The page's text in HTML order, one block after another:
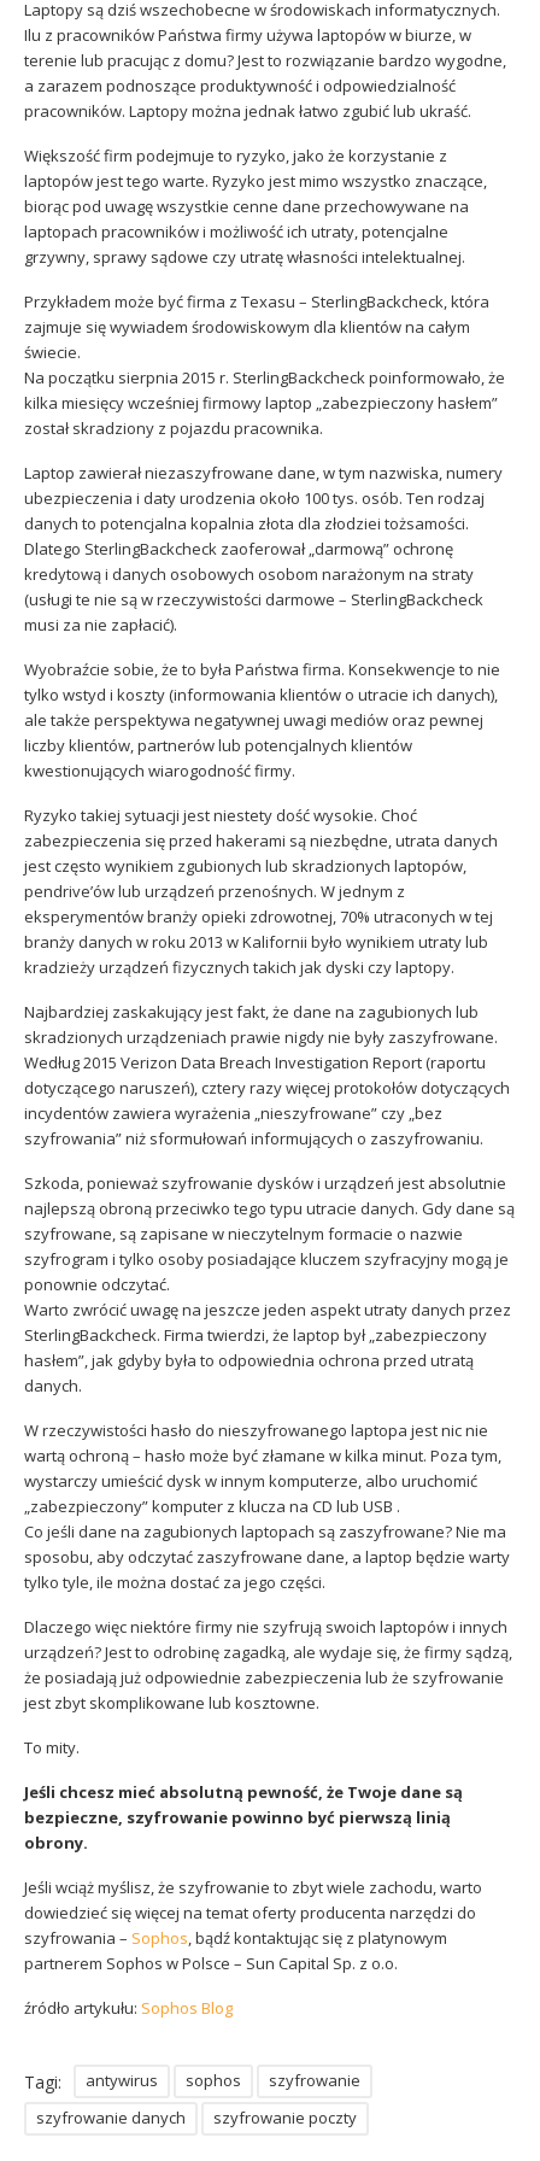
Sophos
Polityka prywatności
Laptopy są dziś wszechobecne w środowiskach informatycznych.
Ilu z pracowników Państwa firmy używa laptopów w biurze, w
terenie lub pracując z domu? Jest to rozwiązanie bardzo wygodne,
a zarazem podnoszące produktywność i odpowiedzialność
pracowników. Laptopy można jednak łatwo zgubić lub ukraść.
Większość firm podejmuje to ryzyko, jako że korzystanie z
laptopów jest tego warte. Ryzyko jest mimo wszystko znaczące,
biorąc pod uwagę wszystkie cenne dane przechowywane na
laptopach pracowników i możliwość ich utraty, potencjalne
grzywny, sprawy sądowe czy utratę własności intelektualnej.
Przykładem może być firma z Texasu – SterlingBackcheck, która
zajmuje się wywiadem środowiskowym dla klientów na całym
świecie.
Na początku sierpnia 2015 r. SterlingBackcheck poinformowało, że
kilka miesięcy wcześniej firmowy laptop „zabezpieczony hasłem”
został skradziony z pojazdu pracownika.
Laptop zawierał niezaszyfrowane dane, w tym nazwiska, numery
ubezpieczenia i daty urodzenia około 100 tys. osób. Ten rodzaj
danych to potencjalna kopalnia złota dla złodziei tożsamości.
Dlatego SterlingBackcheck zaoferował „darmową” ochronę
kredytową i danych osobowych osobom narażonym na straty
(usługi te nie są w rzeczywistości darmowe – SterlingBackcheck
musi za nie zapłacić).
Wyobraźcie sobie, że to była Państwa firma. Konsekwencje to nie
tylko wstyd i koszty (informowania klientów o utracie ich danych),
ale także perspektywa negatywnej uwagi mediów oraz pewnej
liczby klientów, partnerów lub potencjalnych klientów
kwestionujących wiarogodność firmy.
Ryzyko takiej sytuacji jest niestety dość wysokie. Choć
zabezpieczenia się przed hakerami są niezbędne, utrata danych
jest często wynikiem zgubionych lub skradzionych laptopów,
pendrive’ów lub urządzeń przenośnych. W jednym z
eksperymentów branży opieki zdrowotnej, 70% utraconych w tej
branży danych w roku 2013 w Kalifornii było wynikiem utraty lub
kradzieży urządzeń fizycznych takich jak dyski czy laptopy.
Najbardziej zaskakujący jest fakt, że dane na zagubionych lub
skradzionych urządzeniach prawie nigdy nie były zaszyfrowane.
Według 2015 Verizon Data Breach Investigation Report (raportu
dotyczącego naruszeń), cztery razy więcej protokołów dotyczących
incydentów zawiera wyrażenia „nieszyfrowane” czy „bez
szyfrowania” niż sformułowań informujących o zaszyfrowaniu.
Szkoda, ponieważ szyfrowanie dysków i urządzeń jest absolutnie
najlepszą obroną przeciwko tego typu utracie danych. Gdy dane są
szyfrowane, są zapisane w nieczytelnym formacie o nazwie
szyfrogram i tylko osoby posiadające kluczem szyfracyjny mogą je
ponownie odczytać.
Warto zwrócić uwagę na jeszcze jeden aspekt utraty danych przez
SterlingBackcheck. Firma twierdzi, że laptop był „zabezpieczony
hasłem”, jak gdyby była to odpowiednia ochrona przed utratą
danych.
W rzeczywistości hasło do nieszyfrowanego laptopa jest nic nie
wartą ochroną – hasło może być złamane w kilka minut. Poza tym,
wystarczy umieścić dysk w innym komputerze, albo uruchomić
„zabezpieczony” komputer z klucza na CD lub USB .
Co jeśli dane na zagubionych laptopach są zaszyfrowane? Nie ma
sposobu, aby odczytać zaszyfrowane dane, a laptop będzie warty
tylko tyle, ile można dostać za jego części.
Dlaczego więc niektóre firmy nie szyfrują swoich laptopów i innych
urządzeń? Jest to odrobinę zagadką, ale wydaje się, że firmy sądzą,
że posiadają już odpowiednie zabezpieczenia lub że szyfrowanie
jest zbyt skomplikowane lub kosztowne.
To mity.
Jeśli chcesz mieć absolutną pewność, że Twoje dane są
bezpieczne, szyfrowanie powinno być pierwszą linią
obrony.
Jeśli wciąż myślisz, że szyfrowanie to zbyt wiele zachodu, warto
dowiedzieć się więcej na temat oferty producenta narzędzi do
szyfrowania – Sophos, bądź kontaktując się z platynowym
partnerem Sophos w Polsce – Sun Capital Sp. z o.o.
źródło artykułu: Sophos Blog
Tagi: antywirus sophos
szyfrowanie
szyfrowanie danych
szyfrowanie poczty